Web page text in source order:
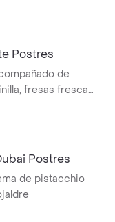
Postres
de
fresas frescas
Postres
de pistacchio